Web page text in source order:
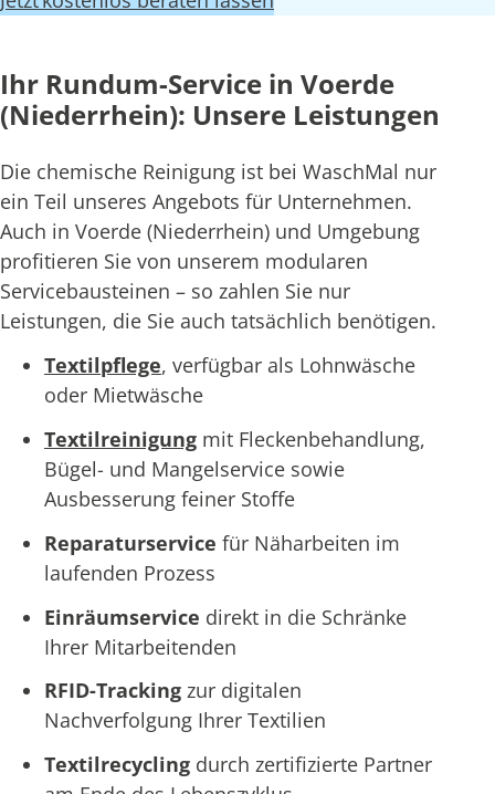
Ihr Rundum-Service in Voerde
(Niederrhein): Unsere Leistungen
Die chemische Reinigung ist bei WaschMal nur
ein Teil unseres Angebots für Unternehmen.
Auch in Voerde (Niederrhein) und Umgebung
profitieren Sie von unserem modularen
Servicebausteinen – so zahlen Sie nur
Leistungen, die Sie auch tatsächlich benötigen.
Textilpflege, verfügbar als Lohnwäsche
oder Mietwäsche
Textilreinigung mit Fleckenbehandlung,
Bügel- und Mangelservice sowie
Ausbesserung feiner Stoffe
Reparaturservice für Näharbeiten im
laufenden Prozess
Einräumservice direkt in die Schränke
Ihrer Mitarbeitenden
RFID-Tracking zur digitalen
Nachverfolgung Ihrer Textilien
Textilrecycling durch zertifizierte Partner